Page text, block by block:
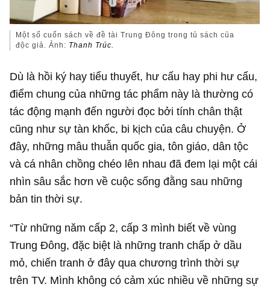
Một số cuốn sách về đề tài Trung Đông trong tủ sách của
độc giả. Ảnh: Thanh Trúc.
Dù là hồi ký hay tiểu thuyết, hư cấu hay phi hư cấu,
điểm chung của những tác phẩm này là thường có
tác động mạnh đến người đọc bởi tính chân thật
cũng như sự tàn khốc, bi kịch của câu chuyện. Ở
đây, những mâu thuẫn quốc gia, tôn giáo, dân tộc
và cá nhân chồng chéo lên nhau đã đem lại một cái
nhìn sâu sắc hơn về cuộc sống đằng sau những
bản tin thời sự.
“Từ những năm cấp 2, cấp 3 mình biết về vùng
Trung Đông, đặc biệt là những tranh chấp ở dầu
mỏ, chiến tranh ở đây qua chương trình thời sự
trên TV. Mình không có cảm xúc nhiều về những sự